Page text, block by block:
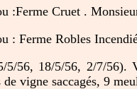
:Ferme Cruet .
: Ferme Robles
5/56, 18/5/56, 2/7/56).
vigne saccagés, 9